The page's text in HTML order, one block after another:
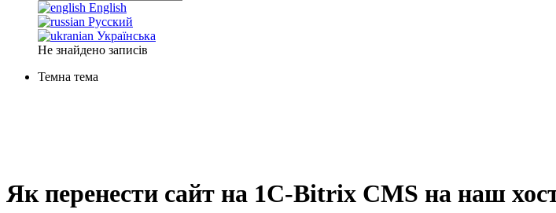
English
Русский
Українська
Не знайдено записів
Темна тема
Як перенести сайт на 1C-Bitrix CMS на наш